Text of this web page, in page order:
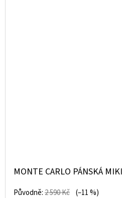
MONTE CARLO PÁNSKÁ
Původně:2 590 Kč (–11 %)